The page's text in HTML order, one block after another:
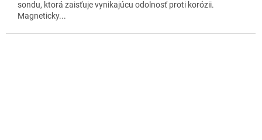
sondu, ktorá zaisťuje vynikajúcu odolnosť proti korózii.
Magneticky...